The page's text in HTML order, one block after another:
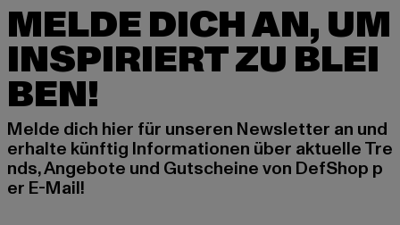
MELDE DICH AN, UM
INSPIRIERT ZU BLEI
BEN!
Melde dich hier für unseren Newsletter an und
erhalte künftig Informationen über aktuelle Tre
nds, Angebote und Gutscheine von DefShop p
er E-Mail!